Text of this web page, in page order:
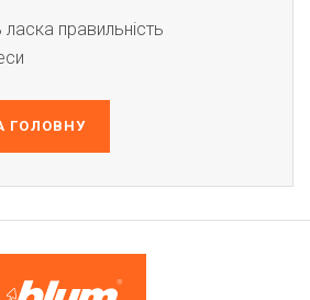
правильність
ГОЛОВНУ